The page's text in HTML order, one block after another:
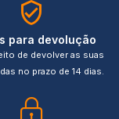
para devolução
de devolver as suas
no prazo de 14 dias.